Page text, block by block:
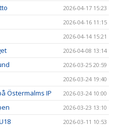
2026-04-17 15:23
2026-04-16 11:15
2026-04-14 15:21
2026-04-08 13:14
2026-03-25 20:59
2026-03-24 19:40
Östermalms IP 2026-03-24 10:00
2026-03-23 13:10
2026-03-11 10:53